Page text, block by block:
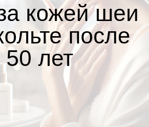
кожей шеи
после
50 лет